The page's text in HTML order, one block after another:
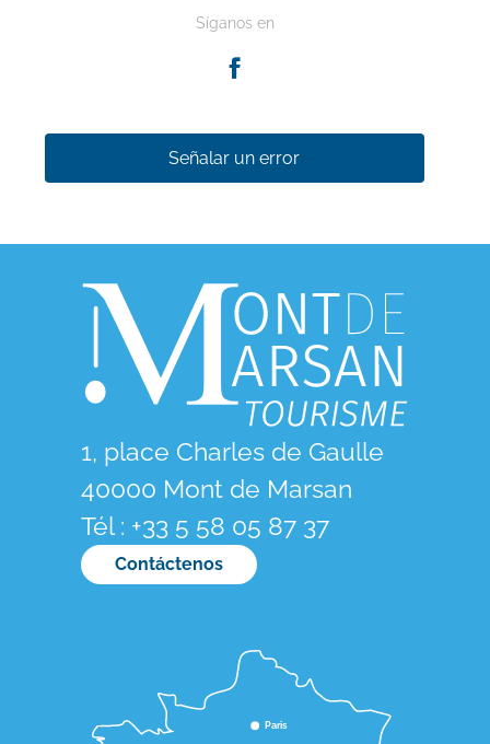
Síganos en
Señalar un error
1, place Charles de Gaulle
40000 Mont de Marsan
Tél : +33 5 58 05 87 37
Contáctenos
Paris